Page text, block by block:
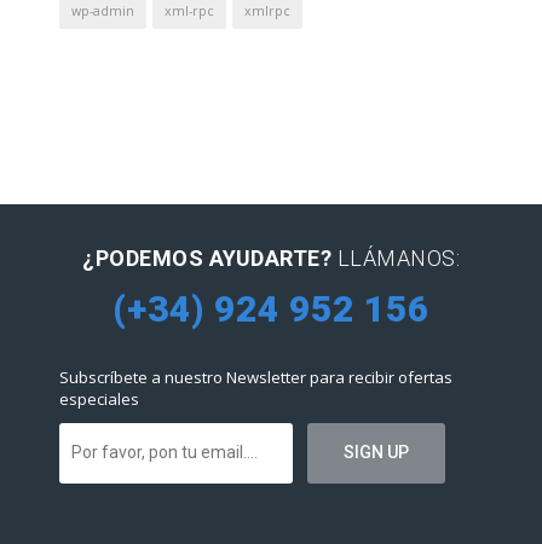
wp-admin xml-rpc xmlrpc
¿PODEMOS AYUDARTE? LLÁMANOS:
(+34) 924 952 156
Subscríbete a nuestro Newsletter para recibir ofertas
especiales